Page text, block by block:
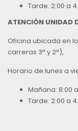
Tarde: 2:00 a
ATENCIÓN UNIDAD
Oficina ubicada en
carreras 3ª y 2ª),
Horario de lunes a
Mañana: 8:00
Tarde: 2:00 a